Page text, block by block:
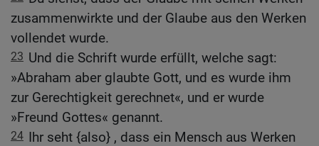
zusammenwirkte und der Glaube aus den Werken
vollendet wurde.
23 Und die Schrift wurde erfüllt, welche sagt:
»Abraham aber glaubte Gott, und es wurde ihm
zur Gerechtigkeit gerechnet«, und er wurde
»Freund Gottes« genannt.
24 Ihr seht {also} , dass ein Mensch aus Werken